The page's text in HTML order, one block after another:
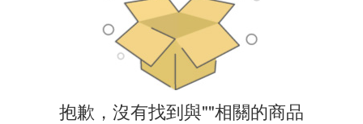
抱歉，沒有找到與""相關的商品